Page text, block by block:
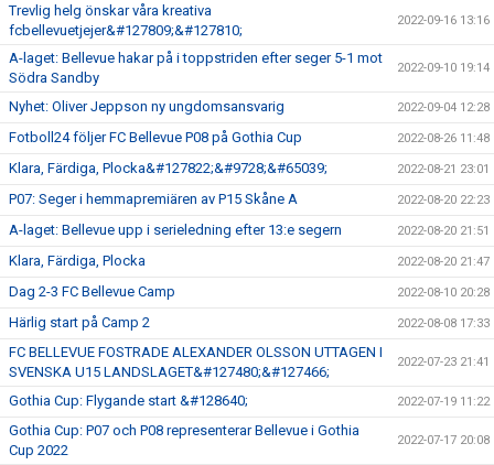
Trevlig helg önskar våra kreativa
fcbellevuetjejer&#127809;&#127810;
2022-09-16 13:16
A-laget: Bellevue hakar på i toppstriden efter seger 5-1 mot
Södra Sandby
2022-09-10 19:14
Nyhet: Oliver Jeppson ny ungdomsansvarig 2022-09-04 12:28
Fotboll24 följer FC Bellevue P08 på Gothia Cup 2022-08-26 11:48
Klara, Färdiga, Plocka&#127822;&#9728;&#65039; 2022-08-21 23:01
P07: Seger i hemmapremiären av P15 Skåne A 2022-08-20 22:23
A-laget: Bellevue upp i serieledning efter 13:e segern 2022-08-20 21:51
Klara, Färdiga, Plocka 2022-08-20 21:47
Dag 2-3 FC Bellevue Camp 2022-08-10 20:28
Härlig start på Camp 2 2022-08-08 17:33
FC BELLEVUE FOSTRADE ALEXANDER OLSSON UTTAGEN I
SVENSKA U15 LANDSLAGET&#127480;&#127466;
2022-07-23 21:41
Gothia Cup: Flygande start &#128640; 2022-07-19 11:22
Gothia Cup: P07 och P08 representerar Bellevue i Gothia
Cup 2022
2022-07-17 20:08